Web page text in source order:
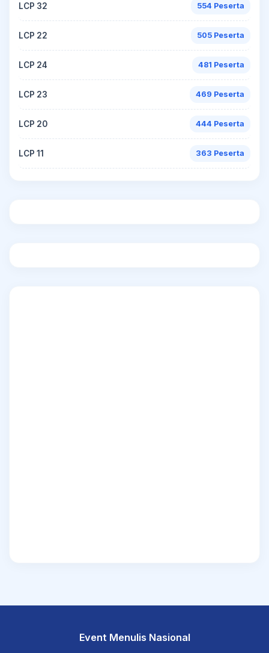
LCP 32 554 Peserta
LCP 22 505 Peserta
LCP 24 481 Peserta
LCP 23 469 Peserta
LCP 20 444 Peserta
LCP 11 363 Peserta
Event Menulis Nasional